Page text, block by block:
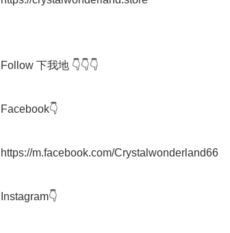
Follow 下我地 👇👇👇
Facebook👇
https://m.facebook.com/Crystalwonderland66
Instagram👇